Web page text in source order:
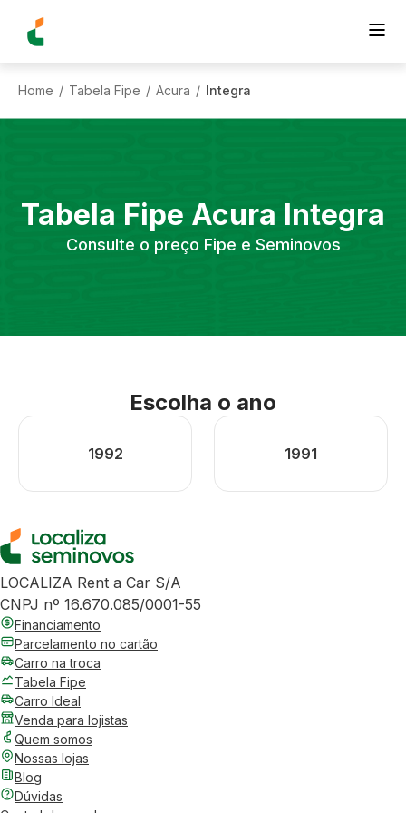
Home / Tabela Fipe / Acura / Integra
Tabela Fipe Acura Integra
Consulte o preço Fipe e Seminovos
Escolha o ano
1992 1991
LOCALIZA Rent a Car S/A
CNPJ nº 16.670.085/0001-55
Financiamento
Parcelamento no cartão
Carro na troca
Tabela Fipe
Carro Ideal
Venda para lojistas
Quem somos
Nossas lojas
Blog
Dúvidas